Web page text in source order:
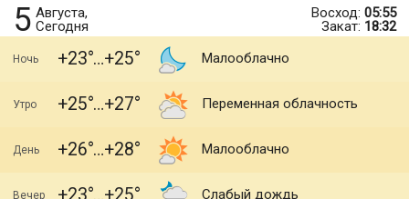
5 Августа,
Сегодня
Восход: 05:55
Закат: 18:32
Ночь +23 +25 Малооблачно
Утро +25 +27 Переменная облачность
День +26 +28 Малооблачно
Вечер Слабый дождь